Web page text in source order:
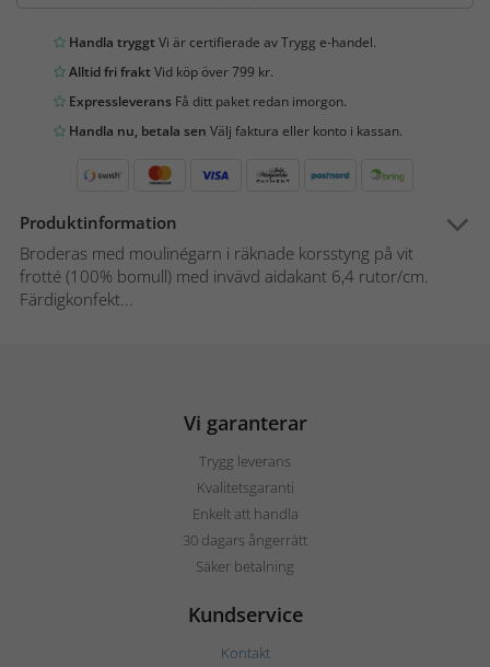
Handla tryggtVi är certifierade av Trygg e-handel.
Alltid fri fraktVid köp över 799 kr.
Expressleverans Få ditt paket redan imorgon.
Handla nu, betala sen Välj faktura eller konto i kassan.
Produktinformation
Broderas med moulinégarn i räknade korsstyng på vit
frotté (100% bomull) med invävd aidakant 6,4 rutor/cm.
Färdigkonfekt...
Vi garanterar
Trygg leverans
Kvalitetsgaranti
Enkelt att handla
30 dagars ångerrätt
Säker betalning
Kundservice
Kontakt